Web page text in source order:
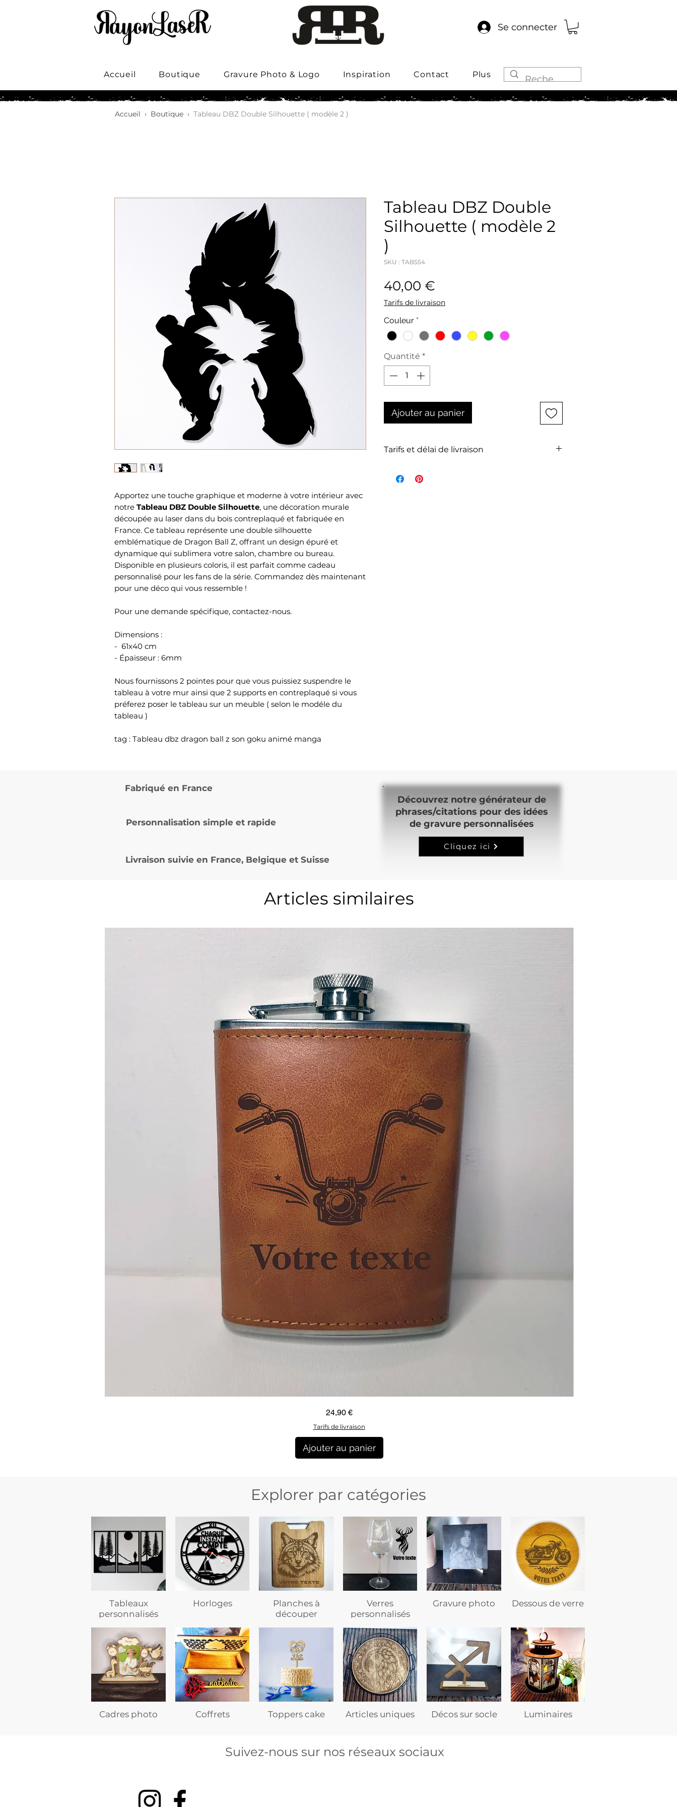
Se connecter
Accueil Boutique Gravure Photo & Logo Inspiration Contact Plus
Accueil › Boutique › Tableau DBZ Double Silhouette ( modèle 2 )
Apportez une touche graphique et moderne à votre intérieur avec
notre Tableau DBZ Double Silhouette, une décoration murale
découpée au laser dans du bois contreplaqué et fabriquée en
France. Ce tableau représente une double silhouette
emblématique de Dragon Ball Z, offrant un design épuré et
dynamique qui sublimera votre salon, chambre ou bureau.
Disponible en plusieurs coloris, il est parfait comme cadeau
personnalisé pour les fans de la série. Commandez dès maintenant
pour une déco qui vous ressemble !
Pour une demande spécifique, contactez-nous.
Dimensions :
- 61x40 cm
- Épaisseur : 6mm
Nous fournissons 2 pointes pour que vous puissiez suspendre le
tableau à votre mur ainsi que 2 supports en contreplaqué si vous
préferez poser le tableau sur un meuble ( selon le modéle du
tableau )
tag : Tableau dbz dragon ball z son goku animé manga
Tableau DBZ Double
Silhouette ( modèle 2
)
SKU : TAB554
40,00 €
Tarifs de livraison
Couleur *
Quantité *
Ajouter au panier
Tarifs et délai de livraison
de l'article et dépend du poids total de
Fabriqué en France
Personnalisation simple et rapide
Livraison suivie en France, Belgique et Suisse
Découvrez notre générateur de
phrases/citations pour des idées
de gravure personnalisées
Cliquez ici
Articles similaires
Aperçu rapide
Prix
24,90 €
Tarifs de livraison
Ajouter au panier
Explorer par catégories
Tableaux
personnalisés
Horloges
Planches à
découper
Verres
personnalisés
Gravure photo Dessous de verre
Cadres photo Coffrets Toppers cake Articles uniques Décos sur socle Luminaires
Suivez-nous sur nos réseaux sociaux